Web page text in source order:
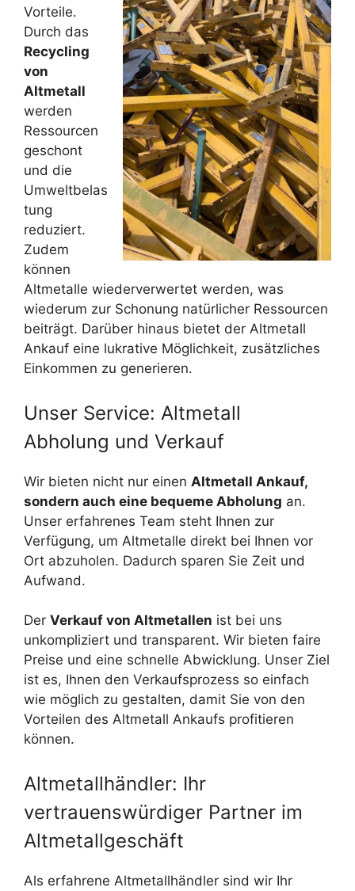
Vorteile.
Durch das
Recycling
von
Altmetall
werden
Ressourcen
geschont
und die
Umweltbelas
tung
reduziert.
Zudem
können
Altmetalle wiederverwertet werden, was
wiederum zur Schonung natürlicher Ressourcen
beiträgt. Darüber hinaus bietet der Altmetall
Ankauf eine lukrative Möglichkeit, zusätzliches
Einkommen zu generieren.
Unser Service: Altmetall
Abholung und Verkauf
Wir bieten nicht nur einen Altmetall Ankauf,
sondern auch eine bequeme Abholung an.
Unser erfahrenes Team steht Ihnen zur
Verfügung, um Altmetalle direkt bei Ihnen vor
Ort abzuholen. Dadurch sparen Sie Zeit und
Aufwand.
Der Verkauf von Altmetallen ist bei uns
unkompliziert und transparent. Wir bieten faire
Preise und eine schnelle Abwicklung. Unser Ziel
ist es, Ihnen den Verkaufsprozess so einfach
wie möglich zu gestalten, damit Sie von den
Vorteilen des Altmetall Ankaufs profitieren
können.
Altmetallhändler: Ihr
vertrauenswürdiger Partner im
Altmetallgeschäft
Als erfahrene Altmetallhändler sind wir Ihr